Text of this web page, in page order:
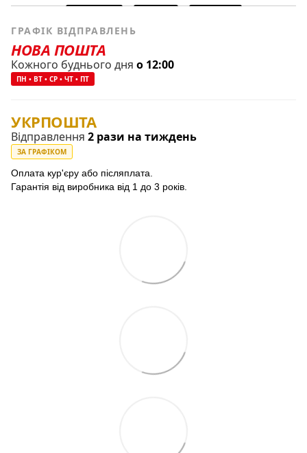
ГРАФІК ВІДПРАВЛЕНЬ
НОВА ПОШТА
Кожного буднього дня о 12:00
ПН • ВТ • СР • ЧТ • ПТ
УКРПОШТА
Відправлення 2 рази на тиждень
ЗА ГРАФІКОМ
Оплата кур'єру або післяплата.
Гарантія від виробника від 1 до 3 років.